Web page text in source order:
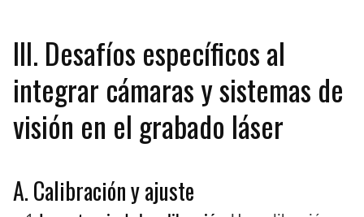
III. Desafíos específicos al
integrar cámaras y sistemas de
visión en el grabado láser
A. Calibración y ajuste